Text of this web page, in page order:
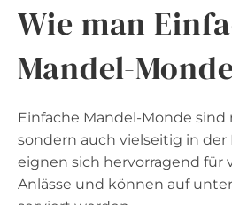
Wie man
Mandel-
Einfache Mandel-Monde
sondern auch vielseitig in der
eignen sich hervorragend für
Anlässe und können auf